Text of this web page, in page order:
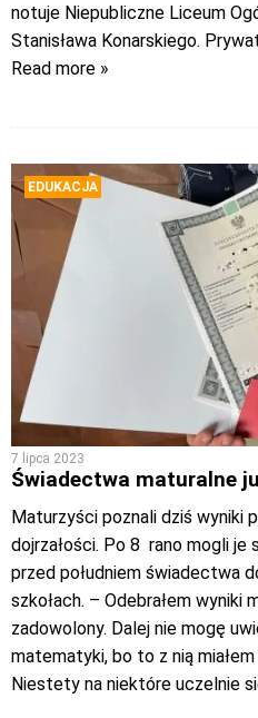
notuje Niepubliczne Liceum
Stanisława Konarskiego.
Read more »
EDUKACJA
7 lipca 2023
Świadectwa maturalne
Maturzyści poznali dziś wyniki
dojrzałości. Po 8 rano mogli je
przed południem świadectwa
szkołach. – Odebrałem wyniki
zadowolony. Dalej nie mogę
matematyki, bo to z nią
Niestety na niektóre uczelnie